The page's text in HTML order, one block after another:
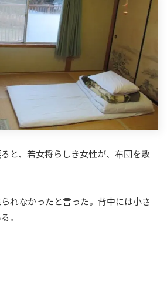
と、若女将らしき女性が、布団を敷
れなかったと言った。背中には小さ
。